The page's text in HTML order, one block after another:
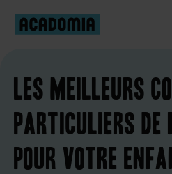
Les meilleurs
particuliers de
pour votre